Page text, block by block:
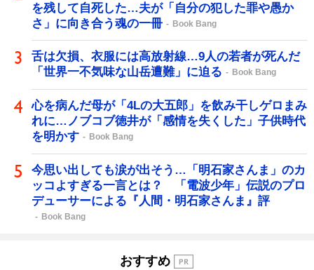
を残して自死した…夫が「自分の犯した罪や愚か
さ」に向き合う魂の一冊
Book Bang
舌は欠損、衣服には高放射線…9人の若者が死んだ
「世界一不気味な山岳遭難」に迫る
Book Bang
心を病んだ母が「4Lの大五郎」を飲み干しゲロまみ
れに…ノブコブ徳井が「感情を失くした」子供時代
を明かす
Book Bang
今思い出しても涙が出そう…「明石家さんま」のカ
ッコよすぎる一言とは？ 「電波少年」伝説のプロ
デューサーによる『人間・明石家さんま』評
Book Bang
おすすめ